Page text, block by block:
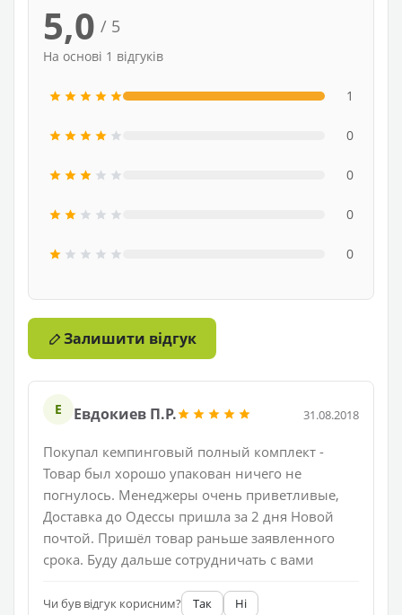
5,0 / 5
На основі 1 відгуків
1
0
0
0
0
Залишити відгук
Е Евдокиев П.Р. 31.08.2018
Покупал кемпинговый полный комплект -
Товар был хорошо упакован ничего не
погнулось. Менеджеры очень приветливые,
Доставка до Одессы пришла за 2 дня Новой
почтой. Пришёл товар раньше заявленного
срока. Буду дальше сотрудничать с вами
Чи був відгук корисним? Так Ні